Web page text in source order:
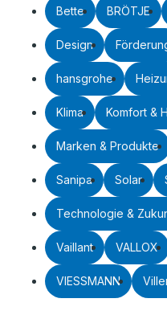
Bette BRÖTJE
Design
hansgrohe
Klima Komfort &
Marken & Produkte
Sanipa Solar
Technologie &
Vaillant VALLOX
VIESSMANN